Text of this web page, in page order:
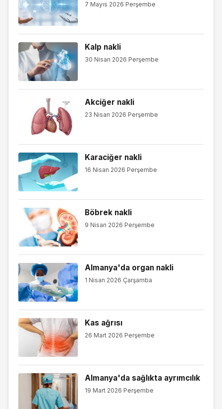
7 Mayıs 2026 Perşembe
Kalp nakli
30 Nisan 2026 Perşembe
Akciğer nakli
23 Nisan 2026 Perşembe
Karaciğer nakli
16 Nisan 2026 Perşembe
Böbrek nakli
9 Nisan 2026 Perşembe
Almanya'da organ nakli
1 Nisan 2026 Çarşamba
Kas ağrısı
26 Mart 2026 Perşembe
Almanya'da sağlıkta ayrımcılık
19 Mart 2026 Perşembe